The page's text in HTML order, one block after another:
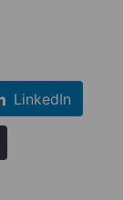
LinkedIn